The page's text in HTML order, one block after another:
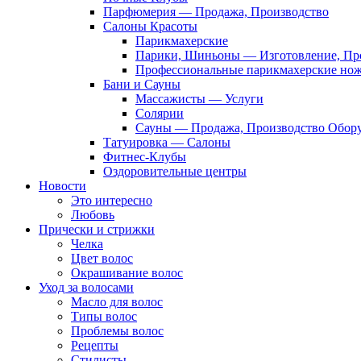
Парфюмерия — Продажа, Производство
Салоны Красоты
Парикмахерские
Парики, Шиньоны — Изготовление,
Профессиональные парикмахерские
Бани и Сауны
Массажисты — Услуги
Солярии
Сауны — Продажа, Производство
Татуировка — Салоны
Фитнес-Клубы
Оздоровительные центры
Новости
Это интересно
Любовь
Прически и стрижки
Челка
Цвет волос
Окрашивание волос
Уход за волосами
Масло для волос
Типы волос
Проблемы волос
Рецепты